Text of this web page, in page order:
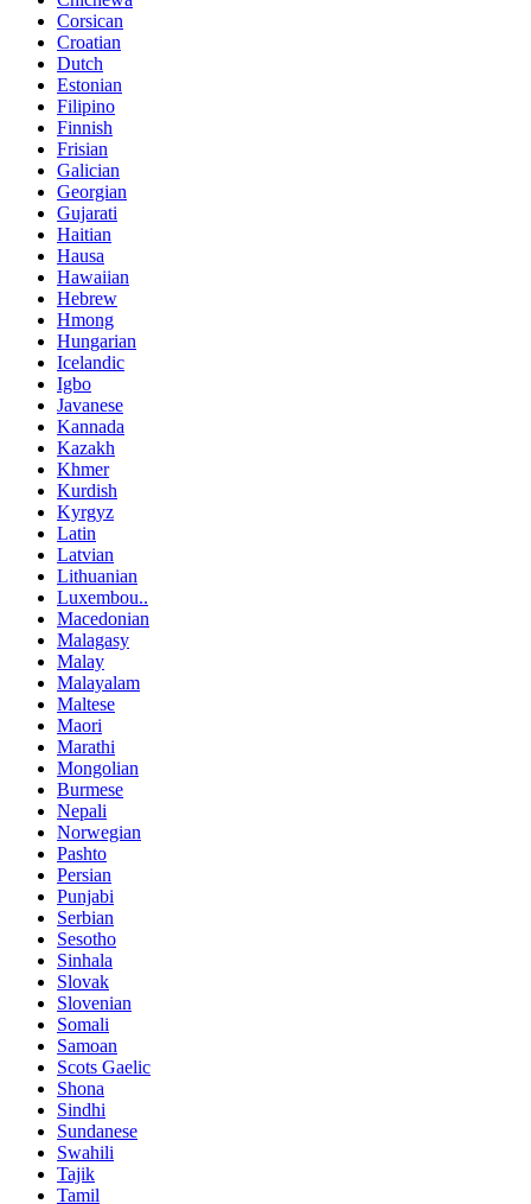
Corsican
Croatian
Dutch
Estonian
Filipino
Finnish
Frisian
Galician
Georgian
Gujarati
Haitian
Hausa
Hawaiian
Hebrew
Hmong
Hungarian
Icelandic
Igbo
Javanese
Kannada
Kazakh
Khmer
Kurdish
Kyrgyz
Latin
Latvian
Lithuanian
Luxembou..
Macedonian
Malagasy
Malay
Malayalam
Maltese
Maori
Marathi
Mongolian
Burmese
Nepali
Norwegian
Pashto
Persian
Punjabi
Serbian
Sesotho
Sinhala
Slovak
Slovenian
Somali
Samoan
Scots Gaelic
Shona
Sindhi
Sundanese
Swahili
Tajik
Tamil